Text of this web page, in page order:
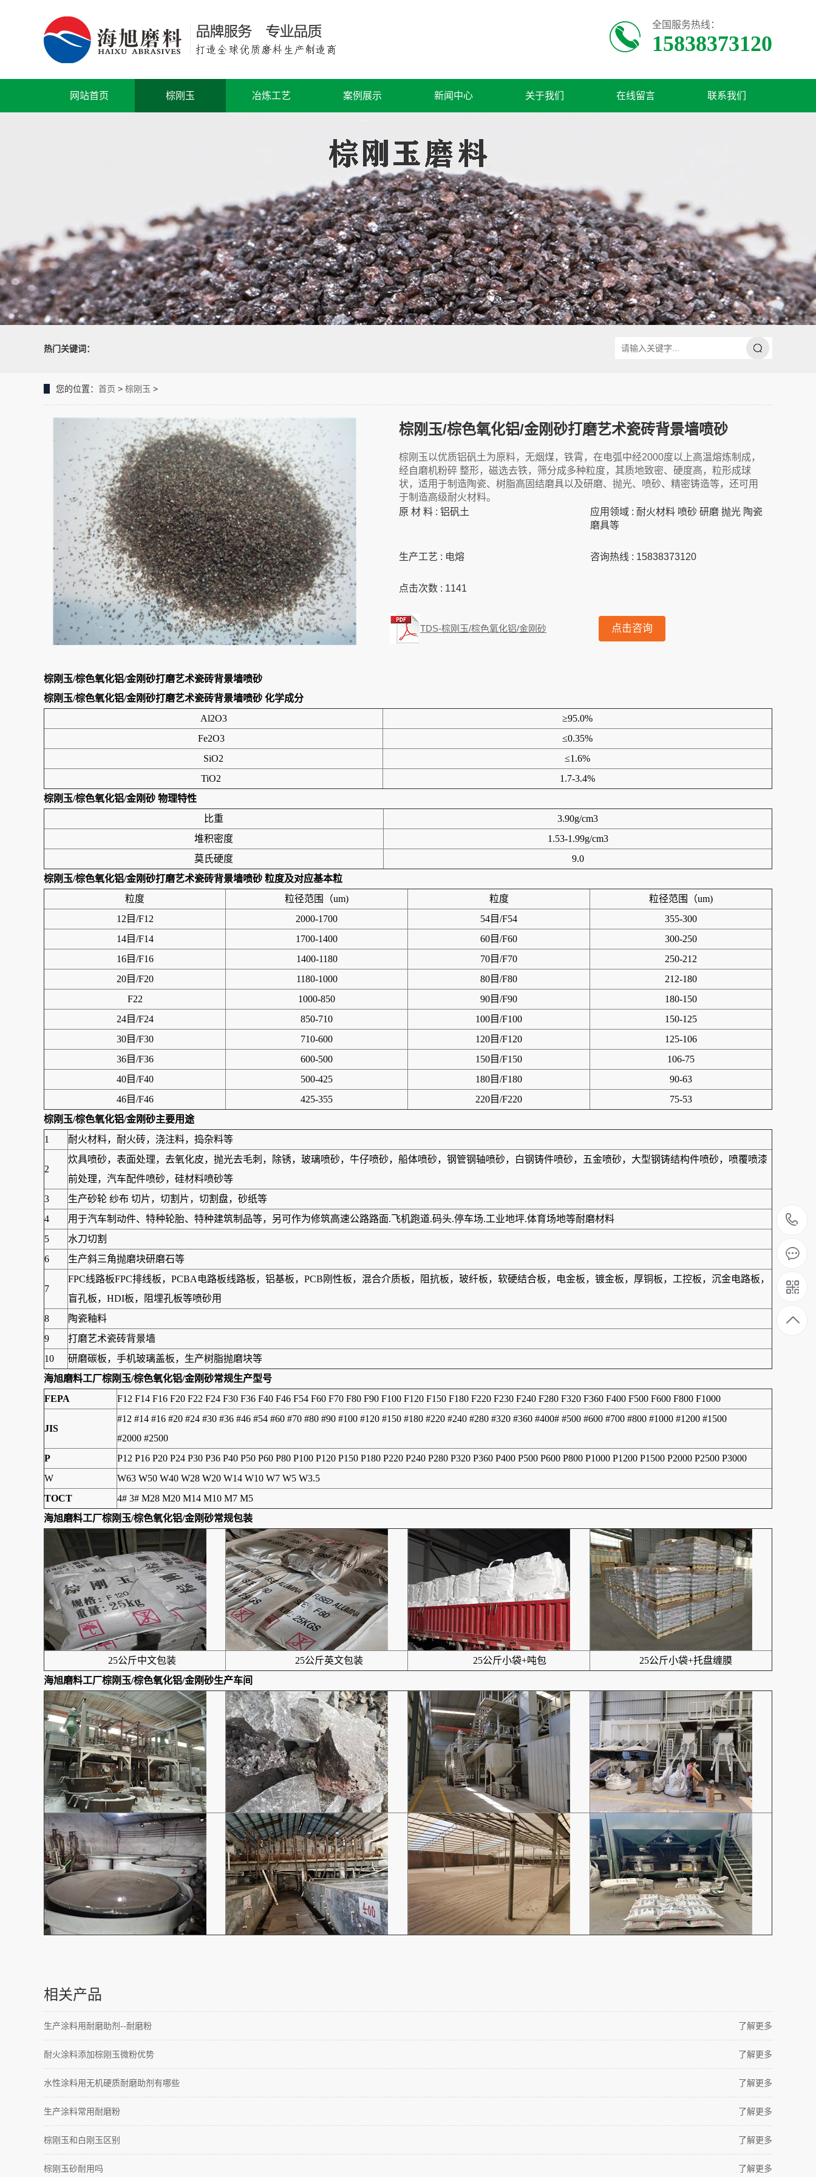
全国服务热线：
15838373120
网站首页 棕刚玉 冶炼工艺 案例展示 新闻中心 关于我们 在线留言 联系我们
热门关键词：
您的位置： 首页 > 棕刚玉 >
棕刚玉/棕色氧化铝/金刚砂打磨艺术瓷砖背景墙喷砂
棕刚玉以优质铝矾土为原料，无烟煤，铁霄，在电弧中经2000度以上高温熔炼制成，
经自磨机粉碎 整形，磁选去铁，筛分成多种粒度，其质地致密、硬度高，粒形成球
状，适用于制造陶瓷、树脂高固结磨具以及研磨、抛光、喷砂、精密铸造等，还可用
于制造高级耐火材料。
原 材 料 : 铝矾土
应用领域 : 耐火材料 喷砂 研磨 抛光 陶瓷
磨具等
生产工艺 : 电熔 咨询热线 : 15838373120
点击次数 : 1141
TDS-棕刚玉/棕色氧化铝/金刚砂 点击咨询
棕刚玉/棕色氧化铝/金刚砂打磨艺术瓷砖背景墙喷砂
棕刚玉/棕色氧化铝/金刚砂打磨艺术瓷砖背景墙喷砂 化学成分
Al2O3
≥95.0%
Fe2O3
≤0.35%
SiO2
≤1.6%
TiO2
1.7-3.4%
棕刚玉/棕色氧化铝/金刚砂 物理特性
比重
3.90g/cm3
堆积密度
1.53-1.99g/cm3
莫氏硬度
9.0
棕刚玉/棕色氧化铝/金刚砂打磨艺术瓷砖背景墙喷砂 粒度及对应基本粒
粒度
粒径范围（um) 粒度
粒径范围（um)
12目/F12
2000-1700 54目/F54
355-300
14目/F14
1700-1400 60目/F60
300-250
16目/F16
1400-1180 70目/F70
250-212
20目/F20
1180-1000 80目/F80
212-180
F22
1000-850 90目/F90
180-150
24目/F24
850-710 100目/F100
150-125
30目/F30
710-600 120目/F120
125-106
36目/F36
600-500 150目/F150
106-75
40目/F40
500-425 180目/F180
90-63
46目/F46
425-355 220目/F220
75-53
棕刚玉/棕色氧化铝/金刚砂主要用途
1
耐火材料，耐火砖，浇注料，捣杂料等
2
炊具喷砂，表面处理，去氧化皮，抛光去毛刺，除锈，玻璃喷砂，牛仔喷砂，船体喷砂，钢管钢轴喷砂，白钢铸件喷砂，五金喷砂，大型钢铸结构件喷砂，喷覆喷漆
前处理，汽车配件喷砂，硅材料喷砂等
3
生产砂轮 纱布 切片，切割片，切割盘，砂纸等
4
用于汽车制动件、特种轮胎、特种建筑制品等，另可作为修筑高速公路路面.飞机跑道.码头.停车场.工业地坪.体育场地等耐磨材料
5
水刀切割
6
生产斜三角抛磨块研磨石等
7
FPC线路板FPC排线板，PCBA电路板线路板，铝基板，PCB刚性板，混合介质板，阻抗板，玻纤板，软硬结合板，电金板，镀金板，厚铜板，工控板，沉金电路板，
盲孔板，HDI板，阻埋孔板等喷砂用
8
陶瓷釉料
9
打磨艺术瓷砖背景墙
10
研磨碳板，手机玻璃盖板，生产树脂抛磨块等
海旭磨料工厂棕刚玉/棕色氧化铝/金刚砂常规生产型号
FEPA
F12 F14 F16 F20 F22 F24 F30 F36 F40 F46 F54 F60 F70 F80 F90 F100 F120 F150 F180 F220 F230 F240 F280 F320 F360 F400 F500 F600 F800 F1000
JIS
#12 #14 #16 #20 #24 #30 #36 #46 #54 #60 #70 #80 #90 #100 #120 #150 #180 #220 #240 #280 #320 #360 #400# #500 #600 #700 #800 #1000 #1200 #1500
#2000 #2500
P
P12 P16 P20 P24 P30 P36 P40 P50 P60 P80 P100 P120 P150 P180 P220 P240 P280 P320 P360 P400 P500 P600 P800 P1000 P1200 P1500 P2000 P2500 P3000
W
W63 W50 W40 W28 W20 W14 W10 W7 W5 W3.5
TOCT
4# 3# M28 M20 M14 M10 M7 M5
海旭磨料工厂棕刚玉/棕色氧化铝/金刚砂常规包装
25公斤中文包装 25公斤英文包装 25公斤小袋+吨包
25公斤小袋+托盘缠膜
海旭磨料工厂棕刚玉/棕色氧化铝/金刚砂生产车间
相关产品
了解更多
生产涂料用耐磨助剂--耐磨粉
了解更多
耐火涂料添加棕刚玉微粉优势
了解更多
水性涂料用无机硬质耐磨助剂有哪些
了解更多
生产涂料常用耐磨粉
了解更多
棕刚玉和白刚玉区别
了解更多
棕刚玉砂耐用吗